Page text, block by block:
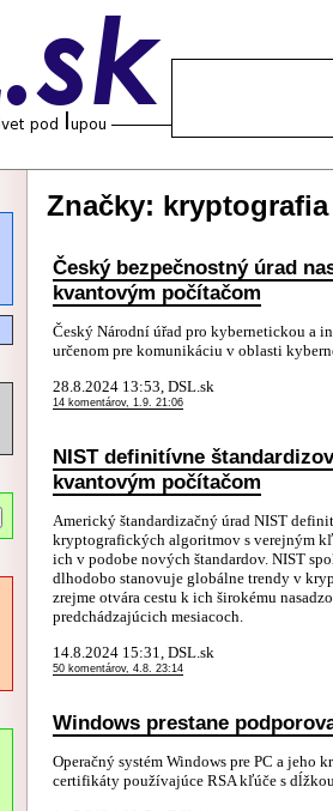
Značky: kryptografia
Český bezpečnostný úrad
kvantovým počítačom
Český Národní úřad pro kybernetickou a
určenom pre komunikáciu v oblasti
28.8.2024 13:53, DSL.sk
14 komentárov, 1.9. 21:06
NIST definitívne
kvantovým počítačom
Americký štandardizačný úrad NIST
kryptografických algoritmov s verejným
ich v podobe nových štandardov. NIST
dlhodobo stanovuje globálne trendy v
zrejme otvára cestu k ich širokému
predchádzajúcich mesiacoch.
14.8.2024 15:31, DSL.sk
50 komentárov, 4.8. 23:14
Windows prestane
Operačný systém Windows pre PC a jeho
certifikáty používajúce RSA kľúče s